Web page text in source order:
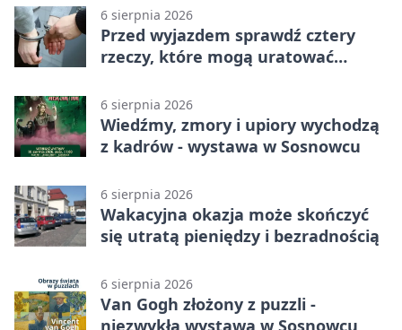
6 sierpnia 2026
Przed wyjazdem sprawdź cztery
rzeczy, które mogą uratować
6 sierpnia 2026
Wiedźmy, zmory i upiory wychodzą
z kadrów - wystawa w Sosnowcu
6 sierpnia 2026
Wakacyjna okazja może skończyć
się utratą pieniędzy i bezradnością
6 sierpnia 2026
Van Gogh złożony z puzzli -